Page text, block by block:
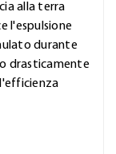
alla terra
l'espulsione
durante
drasticamente